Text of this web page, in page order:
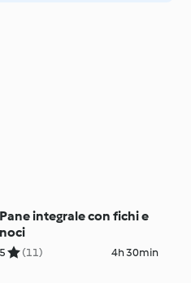
Pane integrale con fichi e
noci
(11) 4h 30min